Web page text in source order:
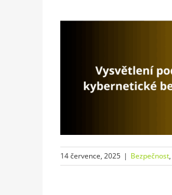
14 července, 2025 | Bezpečnost,